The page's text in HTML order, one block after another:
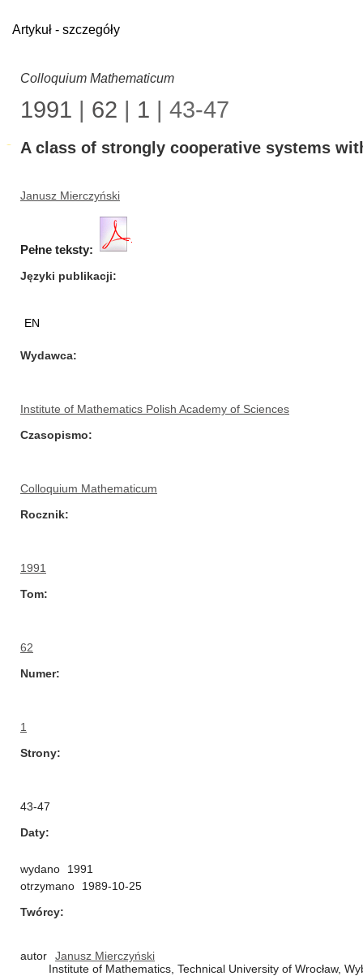
Artykuł - szczegóły
Colloquium Mathematicum
1991 | 62 | 1 | 43-47
A class of strongly cooperative systems
Janusz Mierczyński
Pełne teksty:
Języki publikacji
EN
Wydawca
Institute of Mathematics Polish Academy of Sciences
Czasopismo
Colloquium Mathematicum
Rocznik
1991
Tom
62
Numer
1
Strony
43-47
Daty
wydano
1991
otrzymano
1989-10-25
Twórcy
autor
Janusz Mierczyński
Institute of Mathematics, Technical University of Wrocław,